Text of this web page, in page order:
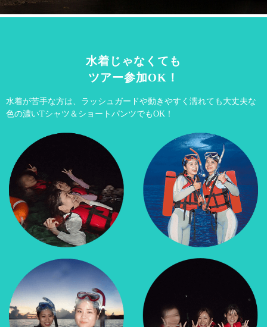
水着じゃなくても
ツアー参加OK！
水着が苦手な方は、ラッシュガードや動きやすく 濡れても大丈夫な
色の濃いTシャツ＆ショートパンツでもOK！